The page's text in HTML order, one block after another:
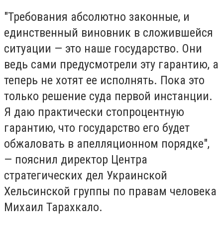
"Требования абсолютно законные, и
единственный виновник в сложившейся
ситуации — это наше государство. Они
ведь сами предусмотрели эту гарантию, а
теперь не хотят ее исполнять. Пока это
только решение суда первой инстанции.
Я даю практически стопроцентную
гарантию, что государство его будет
обжаловать в апелляционном порядке",
— пояснил директор Центра
стратегических дел Украинской
Хельсинской группы по правам человека
Михаил Тарахкало.